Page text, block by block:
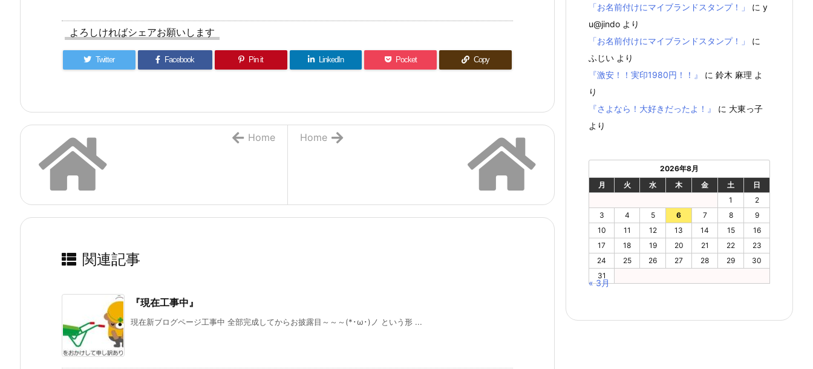
よろしければシェアお願いします
Twitter Facebook Pin it LinkedIn Pocket Copy
Home
Home
関連記事
『現在工事中』
現在新ブログページ工事中 全部完成してからお披露目～～～(*･ω･)ノ という形 ...
「お名前付けにマイブランドスタンプ！」
に y
u@jindo より
「お名前付けにマイブランドスタンプ！」
に
ふじい より
『激安！！実印1980円！！』
に 鈴木 麻理 よ
り
『さよなら！大好きだったよ！』
に 大東っ子
より
2026年8月
月
火 水 木 金 土
日
1
2
3
4 5 6 7 8
9
10
11 12 13 14 15
16
17
18 19 20 21 22
23
24
25 26 27 28 29
30
31
« 3月